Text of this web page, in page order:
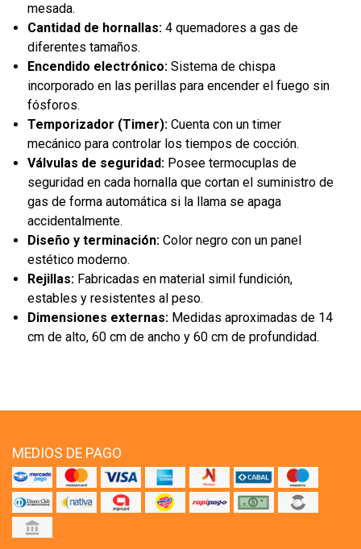
mesada.
Cantidad de hornallas:4 quemadores a gas de
diferentes tamaños.
Encendido electrónico:Sistema de chispa
incorporado en las perillas para encender el fuego sin
fósforos.
Temporizador (Timer):Cuenta con un timer
mecánico para controlar los tiempos de cocción.
Válvulas de seguridad:Posee termocuplas de
seguridad en cada hornalla que cortan el suministro de
gas de forma automática si la llama se apaga
accidentalmente.
Diseño y terminación:Color negro con un panel
estético moderno.
Rejillas:Fabricadas en material simil fundición,
estables y resistentes al peso.
Dimensiones externas:Medidas aproximadas de 14
cm de alto, 60 cm de ancho y 60 cm de profundidad.
MEDIOS DE PAGO